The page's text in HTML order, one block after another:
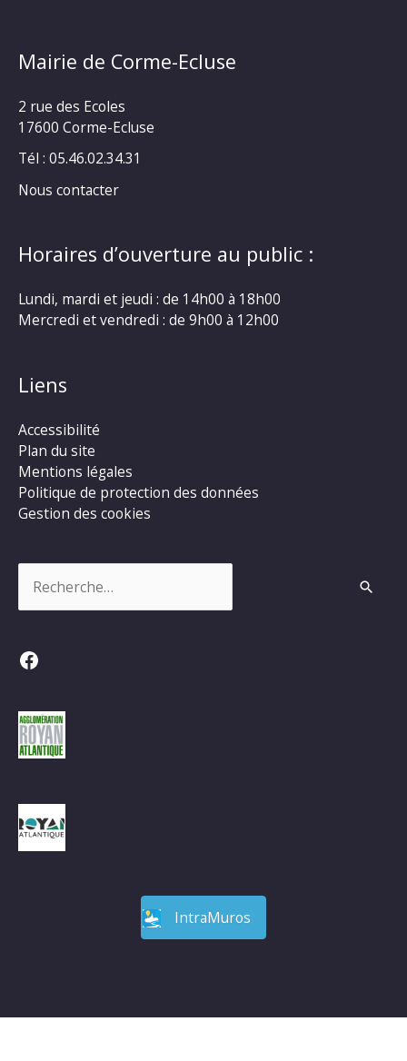
Mairie de Corme-Ecluse
2 rue des Ecoles
17600 Corme-Ecluse
Tél : 05.46.02.34.31
Nous contacter
Horaires d’ouverture au public :
Lundi, mardi et jeudi : de 14h00 à 18h00
Mercredi et vendredi : de 9h00 à 12h00
Liens
Accessibilité
Plan du site
Mentions légales
Politique de protection des données
Gestion des cookies
Facebook
IntraMuros